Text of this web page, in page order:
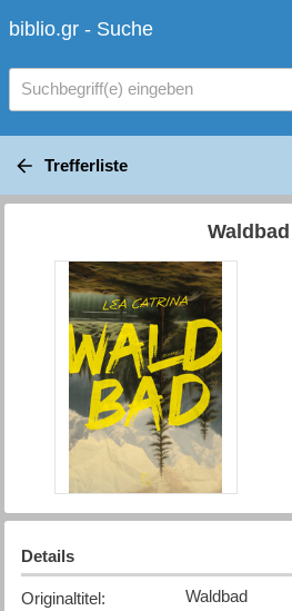
biblio.gr - Suche
Suchbegriff(e) eingeben
Trefferliste
Waldbad
Details
Originaltitel:
Waldbad